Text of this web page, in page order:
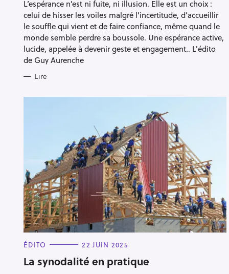
O
I
E
S
L’espérance n’est ni fuite, ni illusion. Elle est un choix :
celui de hisser les voiles malgré l’incertitude, d’accueillir
le souffle qui vient et de faire confiance, même quand le
monde semble perdre sa boussole. Une espérance active,
lucide, appelée à devenir geste et engagement.. L'édito
de Guy Aurenche
Lire
C
T
E
ÉDITO 22 JUIN 2025
La synodalité en pratique
e
r
c
h
Escape